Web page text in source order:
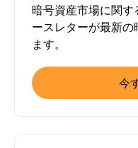
暗号資産市場に関
ースレターが最新
ます。
今